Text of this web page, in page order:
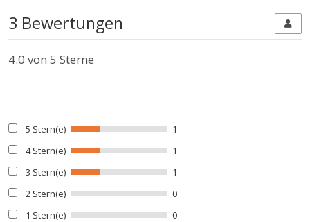
3 Bewertungen
4.0 von 5 Sterne
5 Stern(e)
1
4 Stern(e)
1
3 Stern(e)
1
2 Stern(e)
0
1 Stern(e)
0